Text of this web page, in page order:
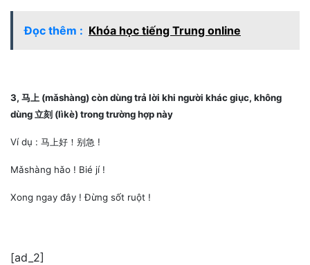
Đọc thêm : Khóa học tiếng Trung online
3, 马上 (mǎshàng) còn dùng trả lời khi người khác giục, không
dùng 立刻 (lìkè) trong trường hợp này
Ví dụ : 马上好！别急 !
Mǎshàng hǎo ! Bié jí !
Xong ngay đây ! Đừng sốt ruột !
[ad_2]